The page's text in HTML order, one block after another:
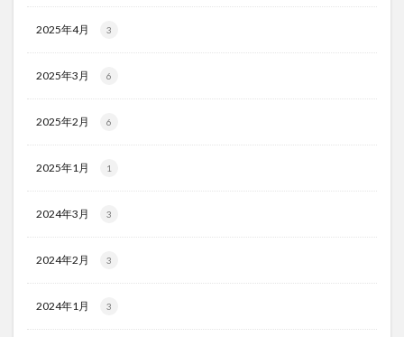
2025年4月 3
2025年3月 6
2025年2月 6
2025年1月 1
2024年3月 3
2024年2月 3
2024年1月 3